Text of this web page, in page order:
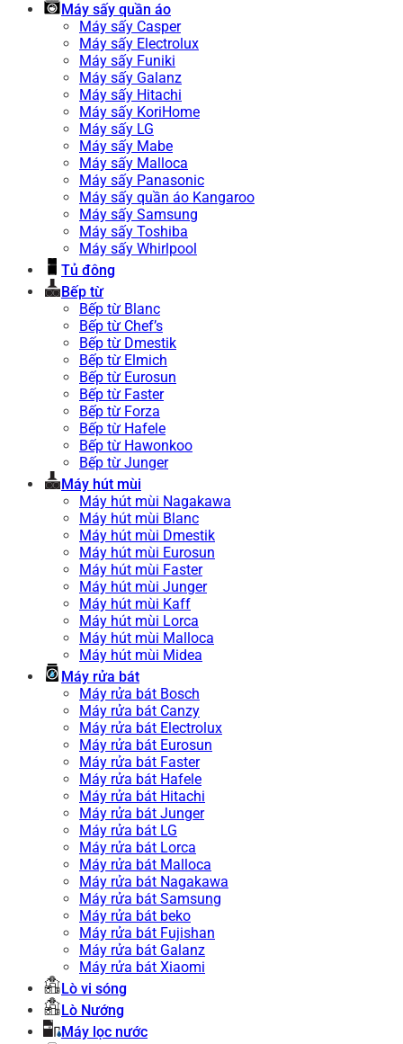
Máy sấy quần áo
Máy sấy Casper
Máy sấy Electrolux
Máy sấy Funiki
Máy sấy Galanz
Máy sấy Hitachi
Máy sấy KoriHome
Máy sấy LG
Máy sấy Mabe
Máy sấy Malloca
Máy sấy Panasonic
Máy sấy quần áo Kangaroo
Máy sấy Samsung
Máy sấy Toshiba
Máy sấy Whirlpool
Tủ đông
Bếp từ
Bếp từ Blanc
Bếp từ Chef’s
Bếp từ Dmestik
Bếp từ Elmich
Bếp từ Eurosun
Bếp từ Faster
Bếp từ Forza
Bếp từ Hafele
Bếp từ Hawonkoo
Bếp từ Junger
Máy hút mùi
Máy hút mùi Nagakawa
Máy hút mùi Blanc
Máy hút mùi Dmestik
Máy hút mùi Eurosun
Máy hút mùi Faster
Máy hút mùi Junger
Máy hút mùi Kaff
Máy hút mùi Lorca
Máy hút mùi Malloca
Máy hút mùi Midea
Máy rửa bát
Máy rửa bát Bosch
Máy rửa bát Canzy
Máy rửa bát Electrolux
Máy rửa bát Eurosun
Máy rửa bát Faster
Máy rửa bát Hafele
Máy rửa bát Hitachi
Máy rửa bát Junger
Máy rửa bát LG
Máy rửa bát Lorca
Máy rửa bát Malloca
Máy rửa bát Nagakawa
Máy rửa bát Samsung
Máy rửa bát beko
Máy rửa bát Fujishan
Máy rửa bát Galanz
Máy rửa bát Xiaomi
Lò vi sóng
Lò Nướng
Máy lọc nước